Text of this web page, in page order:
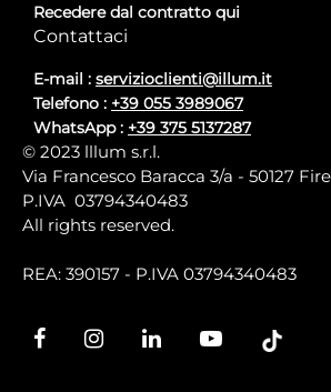
Recedere dal contratto qui
Contattaci
E-mail : servizioclienti@illum.it
Telefono : +39 055 3989067
WhatsApp : +39 375 5137287
© 2023 lllum s.r.l.
Via Francesco Baracca 3/a - 50127
P.IVA 03794340483
All rights reserved.
REA: 390157 - P.IVA 03794340483